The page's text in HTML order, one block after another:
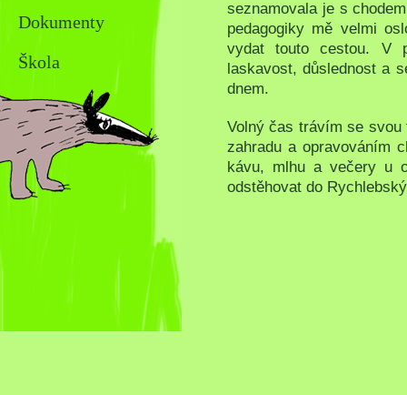
seznamovala je s
pedagogiky mě velmi
vydat touto cestou. V
laskavost, důslednost a
dnem.
Volný čas trávím se
zahradu a opravováním
kávu, mlhu a večery u
odstěhovat do
Dokumenty
Škola